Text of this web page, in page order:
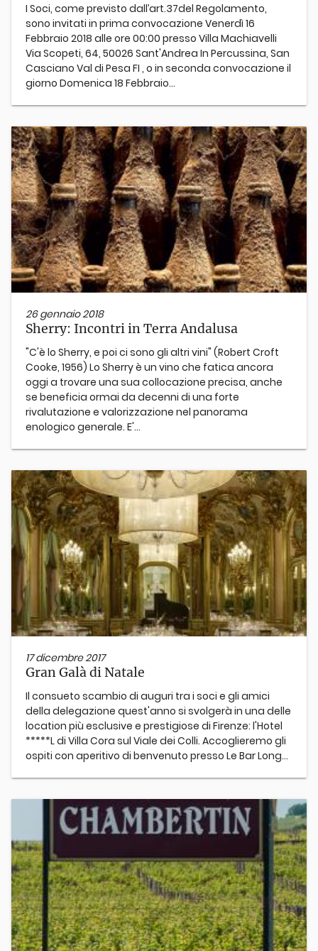
I Soci, come previsto dall’art.37del Regolamento,
sono invitati in prima convocazione Venerdì 16
Febbraio 2018 alle ore 00:00 presso Villa Machiavelli
Via Scopeti, 64, 50026 Sant'Andrea In Percussina, San
Casciano Val di Pesa FI , o in seconda convocazione il
giorno Domenica 18 Febbraio...
26 gennaio 2018
Sherry: Incontri in Terra Andalusa
"C'è lo Sherry, e poi ci sono gli altri vini" (Robert Croft
Cooke, 1956) Lo Sherry è un vino che fatica ancora
oggi a trovare una sua collocazione precisa, anche
se beneficia ormai da decenni di una forte
rivalutazione e valorizzazione nel panorama
enologico generale. E'...
17 dicembre 2017
Gran Galà di Natale
Il consueto scambio di auguri tra i soci e gli amici
della delegazione quest'anno si svolgerà in una delle
location più esclusive e prestigiose di Firenze: l'Hotel
*****L di Villa Cora sul Viale dei Colli. Accoglieremo gli
ospiti con aperitivo di benvenuto presso Le Bar Long...